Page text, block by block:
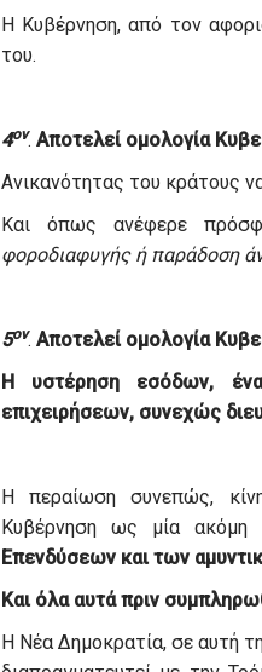
Η Κυβέρνηση, από τον
του.
4ον. Αποτελεί ομολογία
Ανικανότητας του κράτους
Και όπως ανέφερε
φοροδιαφυγής ή παράδοση
5ον. Αποτελεί ομολογία
Η υστέρηση εσόδων,
επιχειρήσεων, συνεχώς
Η περαίωση συνεπώς,
Κυβέρνηση ως μία ακόμη
Επενδύσεων και των
Και όλα αυτά πριν
Η Νέα Δημοκρατία, σε αυτή